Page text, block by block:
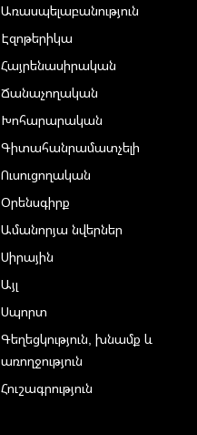
Առասպելաբանություն
Էզոթերիկա
Հայրենասիրական
Ճանաչողական
Խոհարարական
Գիտահանրամատչելի
Ուսուցողական
Օրենսգիրք
Ամանորյա նվերներ
Սիրային
Այլ
Սպորտ
Գեղեցկություն, խնամք և
առողջություն
Հուշագրություն